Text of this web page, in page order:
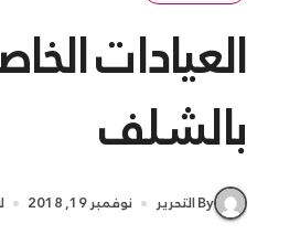
العيادات
بالشلف
By التحرير نوفمبر 19, 2018